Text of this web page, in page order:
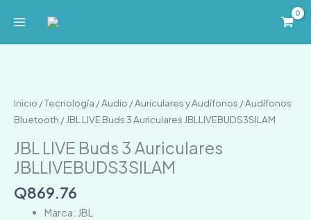
Inicio /Tecnología /Audio /Auriculares y Audífonos /Audífonos
Bluetooth / JBL LIVE Buds 3 Auriculares JBLLIVEBUDS3SILAM
JBL LIVE Buds 3 Auriculares
JBLLIVEBUDS3SILAM
Q869.76
Marca: JBL
Buds
3
JBLLIVEBUDS3SILAM
cantidad